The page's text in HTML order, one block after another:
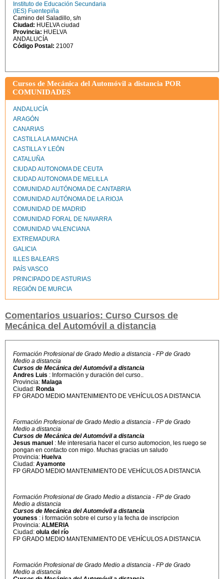
Instituto de Educación Secundaria
(IES) Fuentepiña
Camino del Saladillo, s/n
Ciudad: HUELVA ciudad
Provincia: HUELVA
ANDALUCÍA
Código Postal: 21007
Cursos de Mecánica del Automóvil a distancia POR
COMUNIDADES
ANDALUCÍA
ARAGÓN
CANARIAS
CASTILLA LA MANCHA
CASTILLA Y LEÓN
CATALUÑA
CIUDAD AUTONOMA DE CEUTA
CIUDAD AUTONOMA DE MELILLA
COMUNIDAD AUTÓNOMA DE CANTABRIA
COMUNIDAD AUTÓNOMA DE LA RIOJA
COMUNIDAD DE MADRID
COMUNIDAD FORAL DE NAVARRA
COMUNIDAD VALENCIANA
EXTREMADURA
GALICIA
ILLES BALEARS
PAÍS VASCO
PRINCIPADO DE ASTURIAS
REGIÓN DE MURCIA
Comentarios usuarios: Curso Cursos de
Mecánica del Automóvil a distancia
Formación Profesional de Grado Medio a distancia - FP de Grado
Medio a distancia
Cursos de Mecánica del Automóvil a distancia
Andres Luis : Información y duración del curso..
Provincia: Malaga
Ciudad: Ronda
FP GRADO MEDIO MANTENIMIENTO DE VEHÍCULOS A DISTANCIA
Formación Profesional de Grado Medio a distancia - FP de Grado
Medio a distancia
Cursos de Mecánica del Automóvil a distancia
Jesus manuel : Me interesaria hacer el curso automocion, les ruego se
pongan en contacto con migo. Muchas gracias un saludo
Provincia: Huelva
Ciudad: Ayamonte
FP GRADO MEDIO MANTENIMIENTO DE VEHÍCULOS A DISTANCIA
Formación Profesional de Grado Medio a distancia - FP de Grado
Medio a distancia
Cursos de Mecánica del Automóvil a distancia
youness : i formación sobre el curso y la fecha de inscripcion
Provincia: ALMERIA
Ciudad: olula del río
FP GRADO MEDIO MANTENIMIENTO DE VEHÍCULOS A DISTANCIA
Formación Profesional de Grado Medio a distancia - FP de Grado
Medio a distancia